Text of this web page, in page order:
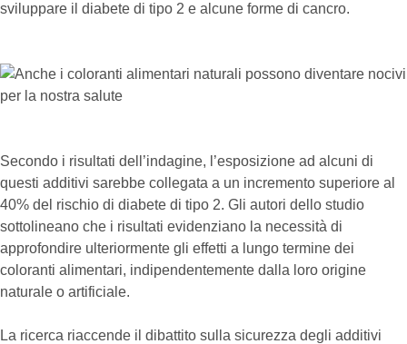
sviluppare il diabete di tipo 2 e alcune forme di cancro.
Secondo i risultati dell’indagine, l’esposizione ad alcuni di
questi additivi sarebbe collegata a un incremento superiore al
40% del rischio di diabete di tipo 2. Gli autori dello studio
sottolineano che i risultati evidenziano la necessità di
approfondire ulteriormente gli effetti a lungo termine dei
coloranti alimentari, indipendentemente dalla loro origine
naturale o artificiale.
La ricerca riaccende il dibattito sulla sicurezza degli additivi